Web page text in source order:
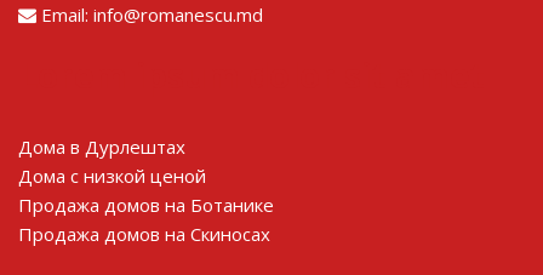
Email: info@romanescu.md
Дома в Дурлештах
Дома с низкой ценой
Продажа домов на Ботанике
Продажа домов на Скиносах